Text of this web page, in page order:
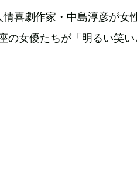
喜劇作家・中島淳彦が女
の女優たちが「明るい笑